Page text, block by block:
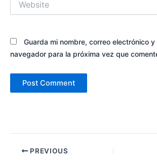
Guarda mi nombre, correo electrónico
navegador para la próxima vez que
PREVIOUS